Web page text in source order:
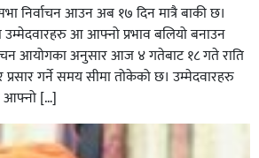
निर्वाचन आउन अब १७ दिन मात्रै बाकी छ।
उम्मेदवारहरु आ आफ्नो प्रभाव बलियो बनाउन
आयोगका अनुसार आज ४ गतेबाट १८ गते राति
प्रसार गर्ने समय सीमा तोकेको छ। उम्मेदवारहरु
आफ्नो […]